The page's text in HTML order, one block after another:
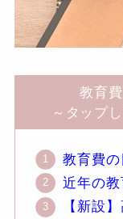
教育
～タップ
教育費
近年の
【新設